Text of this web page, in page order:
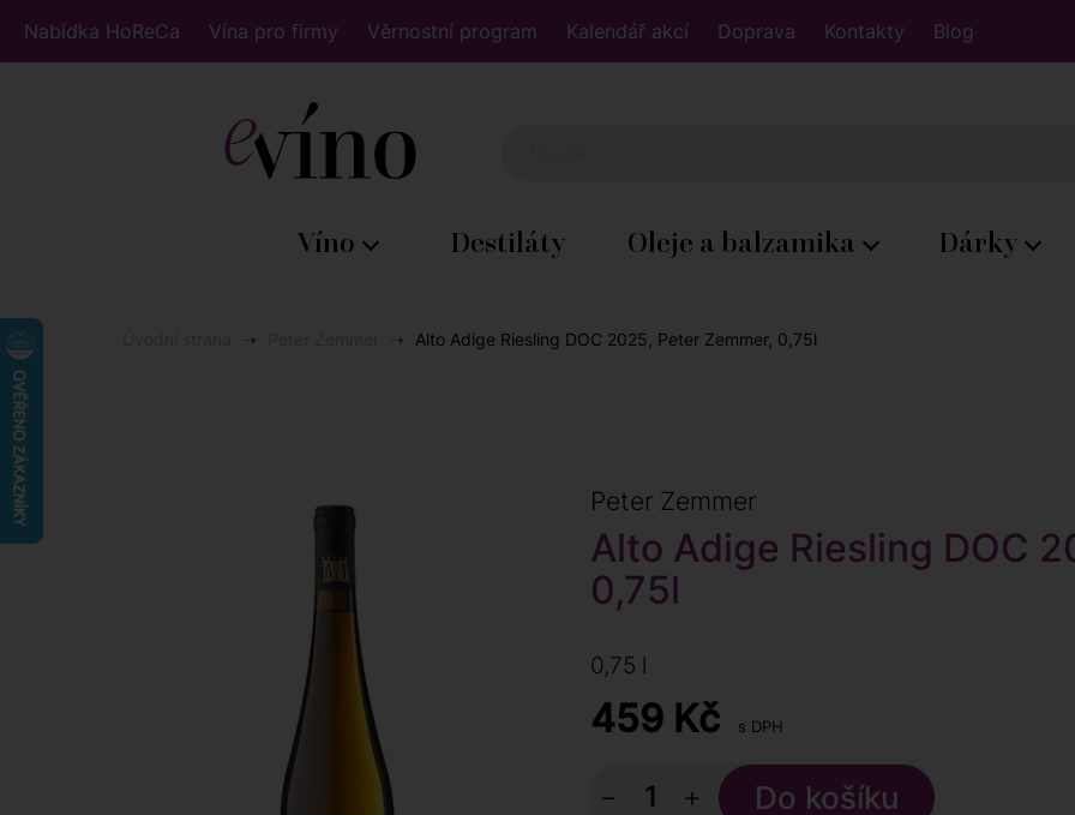
Nabídka HoReCa Vína pro firmy Věrnostní program Kalendář akcí Doprava Kontakty Blog
Víno Destiláty Oleje a balzamika Dárky
Alto Adige Riesling DOC 2025, Peter Zemmer, 0,75l
Peter Zemmer
Alto Adige Riesling DOC
0,75l
0,75 l
459 Kč s DPH
− +